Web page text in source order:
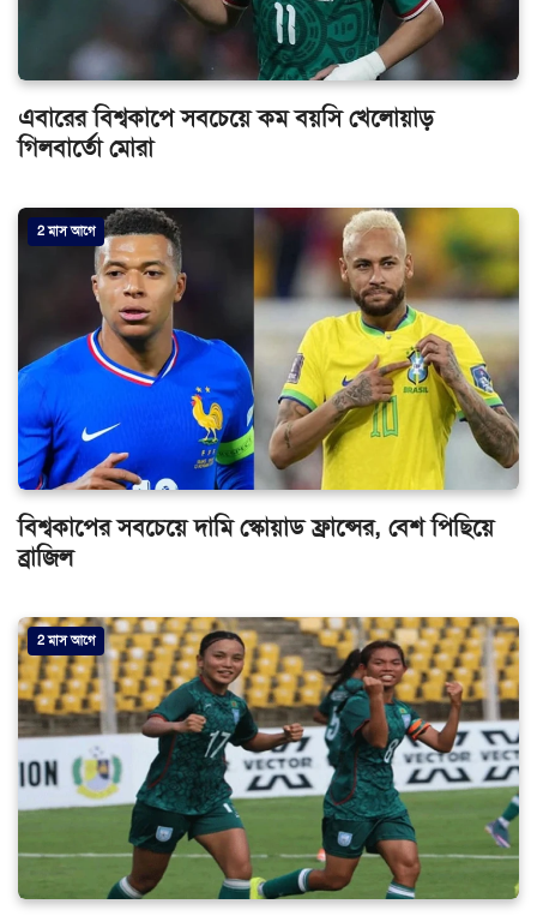
এবারের বিশ্বকাপে সবচেয়ে কম বয়সি খেলোয়াড়
গিলবার্তো মোরা
2 মাস আগে
বিশ্বকাপের সবচেয়ে দামি স্কোয়াড ফ্রান্সের, বেশ পিছিয়ে
ব্রাজিল
2 মাস আগে